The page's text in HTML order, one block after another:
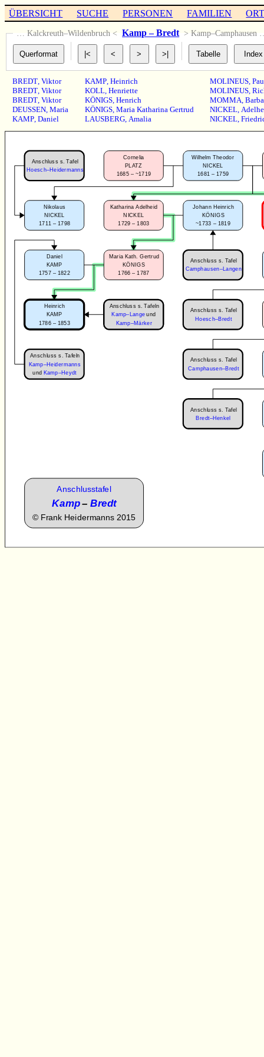
ÜBERSICHT SUCHE PERSONEN FAMILIEN
… Kalckreuth–Wildenbruch < Kamp – Bredt > Kamp–Camphausen
BREDT,Viktor
BREDT,Viktor
BREDT,Viktor
DEUSSEN,Maria
KAMP,Daniel
KAMP, Heinrich
KOLL, Henriette
KÖNIGS, Henrich
KÖNIGS, Maria Katharina Gertrud
LAUSBERG, Amalia
MOLINEUS,
MOLINEUS,
MOMMA,
NICKEL,
NICKEL,
Anschluss s. Tafel
Bredt–Henkel
Anschluss s. Tafel
Hoesch–Bredt
Heinrich
KAMP
1786 – 1853
Daniel
KAMP
1757 – 1822
Maria Kath. Gertrud
KÖNIGS
1766 – 1787
Wilhelm Theodor
NICKEL
1681 – 1759
Johann Heinrich
KÖNIGS
~1733 – 1819
Katharina Adelheid
NICKEL
1729 – 1803
Anschluss s. Tafeln
Kamp–Langeund
Kamp–Märker
Anschluss s. Tafeln
Kamp–Heidermanns
undKamp–Heydt
Anschluss s. Tafel
Camphausen–Bredt
Anschluss s. Tafel
Camphausen–Langen
Anschlusstafel
Kamp–Bredt
© Frank Heidermanns 2015
Cornelia
PLATZ
1685 – ~1719
Nikolaus
NICKEL
1711 – 1798
Anschluss s. Tafel
Hoesch–Heidermanns